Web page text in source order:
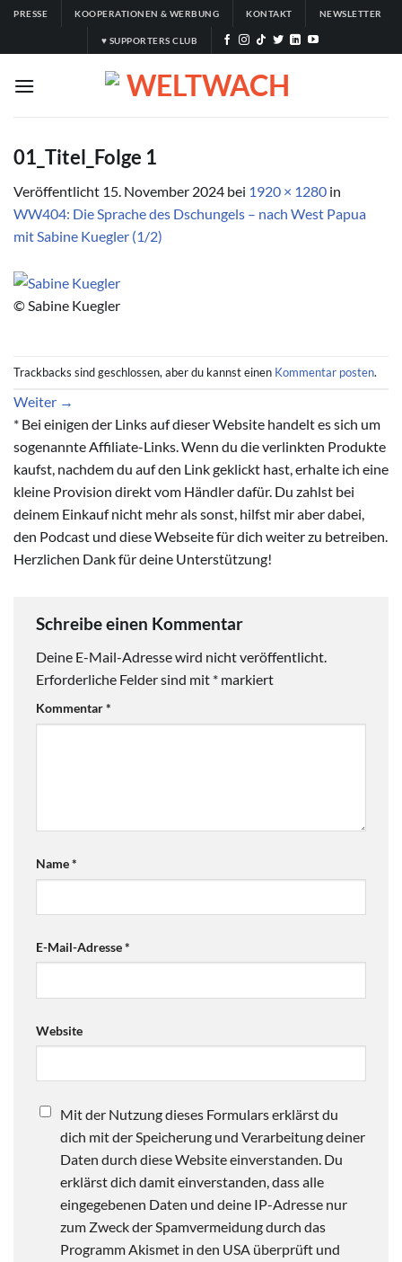
Zum
springen
PRESSE KOOPERATIONEN & WERBUNG KONTAKT NEWSLETTER
♥ SUPPORTERS CLUB
01_Titel_Folge 1
Veröffentlicht 15. November 2024 bei 1920 × 1280 in
WW404: Die Sprache des Dschungels – nach West Papua
mit Sabine Kuegler (1/2)
© Sabine Kuegler
Trackbacks sind geschlossen, aber du kannst einen Kommentar posten.
Weiter →
* Bei einigen der Links auf dieser Website handelt es sich um
sogenannte Affiliate-Links. Wenn du die verlinkten Produkte
kaufst, nachdem du auf den Link geklickt hast, erhalte ich eine
kleine Provision direkt vom Händler dafür. Du zahlst bei
deinem Einkauf nicht mehr als sonst, hilfst mir aber dabei,
den Podcast und diese Webseite für dich weiter zu betreiben.
Herzlichen Dank für deine Unterstützung!
Schreibe einen Kommentar
Deine E-Mail-Adresse wird nicht veröffentlicht.
Erforderliche Felder sind mit * markiert
Kommentar*
Name*
E-Mail-Adresse*
Website
Mit der Nutzung dieses Formulars erklärst du
dich mit der Speicherung und Verarbeitung deiner
Daten durch diese Website einverstanden. Du
erklärst dich damit einverstanden, dass alle
eingegebenen Daten und deine IP-Adresse nur
zum Zweck der Spamvermeidung durch das
Programm Akismet in den USA überprüft und